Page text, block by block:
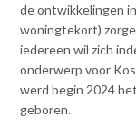
de ontwikkelingen
woningtekort)
iedereen wil zich
onderwerp voor
werd begin 2024
geboren.